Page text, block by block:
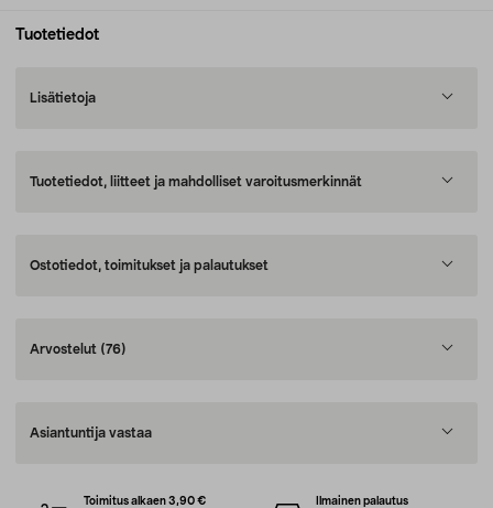
Tuotetiedot
Lisätietoja
Tuotetiedot, liitteet ja mahdolliset varoitusmerkinnät
Ostotiedot, toimitukset ja palautukset
Arvostelut (76)
Asiantuntija vastaa
Toimitus alkaen 3,90 €
Ilmainen palautus